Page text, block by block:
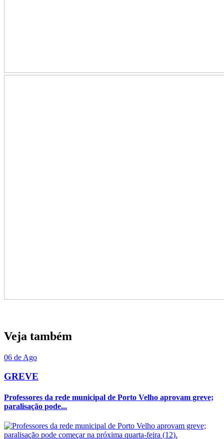
Veja também
06 de Ago
GREVE
Professores da rede municipal de Porto Velho aprovam greve;
paralisação pode...